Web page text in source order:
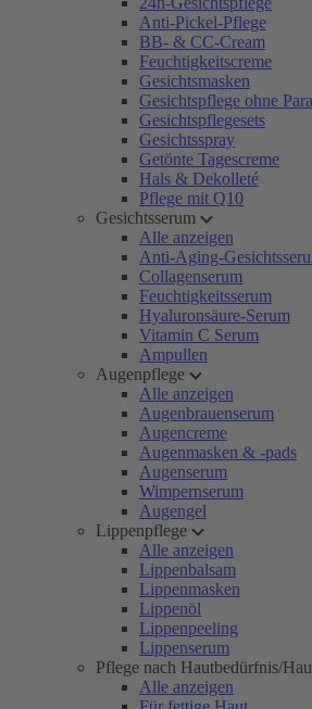
Anti-Pickel-Pflege
BB- & CC-Cream
Feuchtigkeitscreme
Gesichtsmasken
Gesichtspflege ohne
Gesichtspflegesets
Gesichtsspray
Getönte Tagescreme
Hals & Dekolleté
Pflege mit Q10
Gesichtsserum
Alle anzeigen
Anti-Aging-
Collagenserum
Feuchtigkeitsserum
Hyaluronsäure-Serum
Vitamin C Serum
Ampullen
Augenpflege
Alle anzeigen
Augenbrauenserum
Augencreme
Augenmasken & -pads
Augenserum
Wimpernserum
Augengel
Lippenpflege
Alle anzeigen
Lippenbalsam
Lippenmasken
Lippenöl
Lippenpeeling
Lippenserum
Pflege nach Hautbedürfnis/
Alle anzeigen